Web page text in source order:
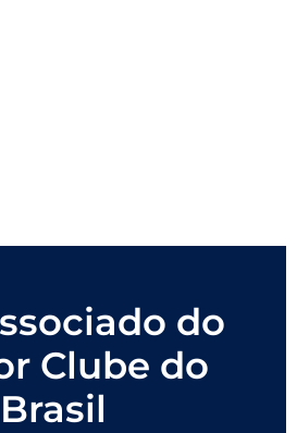
do
Clube do
Brasil